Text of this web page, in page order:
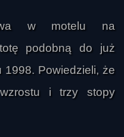
w motelu na
podobną do już
1998. Powiedzieli, że
i trzy stopy